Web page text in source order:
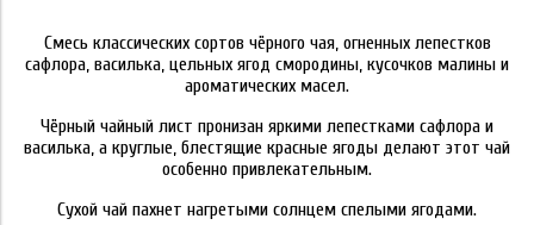
Смесь классических сортов чёрного чая, огненных лепестков
сафлора, василька, цельных ягод смородины, кусочков малины и
ароматических масел.
Чёрный чайный лист пронизан яркими лепестками сафлора и
василька, а круглые, блестящие красные ягоды делают этот чай
особенно привлекательным.
Сухой чай пахнет нагретыми солнцем спелыми ягодами.